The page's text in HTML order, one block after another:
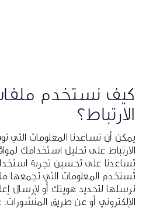
كيف نستخدم
الارتباط؟
يمكن أن تساعدنا المعلومات التي
الارتباط على تحليل استخدامك
تساعدنا على تحسين تجربة
تُستخدم المعلومات التي تجمعها
نرسلها لتحديد هويتك أو لإرسال
الإلكتروني أو عن طريق المنشورات.